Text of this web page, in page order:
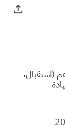
(استقبال،